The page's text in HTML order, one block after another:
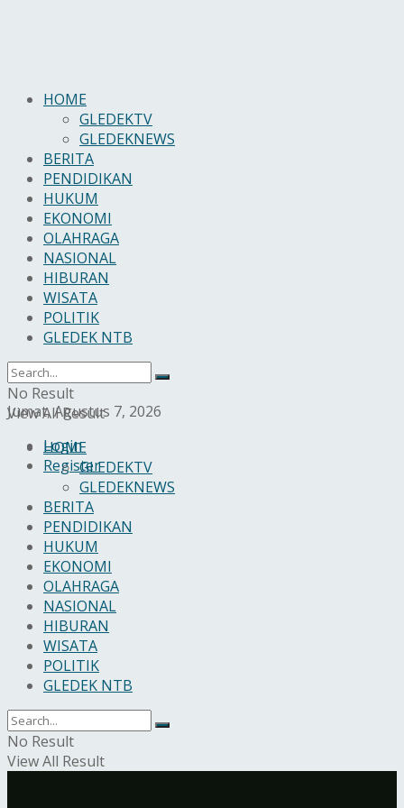
Jumat, Agustus 7, 2026
Login
Register
HOME
GLEDEKTV
GLEDEKNEWS
BERITA
PENDIDIKAN
HUKUM
EKONOMI
OLAHRAGA
NASIONAL
HIBURAN
WISATA
POLITIK
GLEDEK NTB
No Result
View All Result
HOME
GLEDEKTV
GLEDEKNEWS
BERITA
PENDIDIKAN
HUKUM
EKONOMI
OLAHRAGA
NASIONAL
HIBURAN
WISATA
POLITIK
GLEDEK NTB
No Result
View All Result